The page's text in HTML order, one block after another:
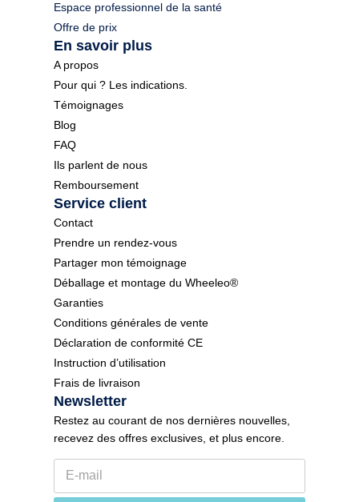
Espace professionnel de la santé
Offre de prix
En savoir plus
A propos
Pour qui ? Les indications.
Témoignages
Blog
FAQ
Ils parlent de nous
Remboursement
Service client
Contact
Prendre un rendez-vous
Partager mon témoignage
Déballage et montage du Wheeleo®
Garanties
Conditions générales de vente
Déclaration de conformité CE
Instruction d’utilisation
Frais de livraison
Newsletter
Restez au courant de nos dernières nouvelles,
recevez des offres exclusives, et plus encore.
E
m
l